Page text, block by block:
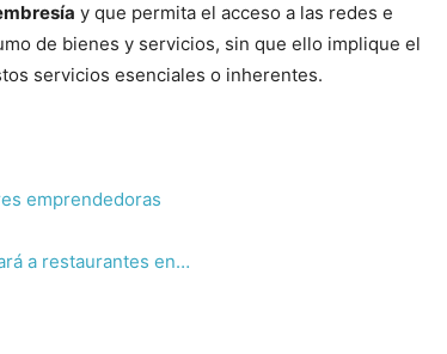
y que permita el acceso a las redes e
de bienes y servicios, sin que ello implique el
servicios esenciales o inherentes.
emprendedoras
a restaurantes en…